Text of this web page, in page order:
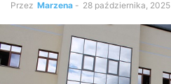
Przez Marzena - 28 października, 2025